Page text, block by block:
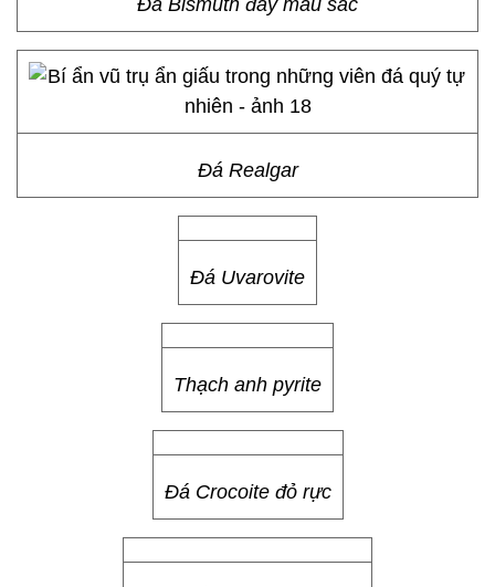
Đá Bismuth đầy màu sắc
Đá Realgar
Đá Uvarovite
Thạch anh pyrite
Đá Crocoite đỏ rực